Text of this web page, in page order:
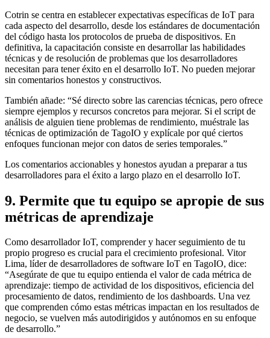
Cotrin se centra en establecer expectativas específicas de IoT para
cada aspecto del desarrollo, desde los estándares de documentación
del código hasta los protocolos de prueba de dispositivos. En
definitiva, la capacitación consiste en desarrollar las habilidades
técnicas y de resolución de problemas que los desarrolladores
necesitan para tener éxito en el desarrollo IoT. No pueden mejorar
sin comentarios honestos y constructivos.
También añade: “Sé directo sobre las carencias técnicas, pero ofrece
siempre ejemplos y recursos concretos para mejorar. Si el script de
análisis de alguien tiene problemas de rendimiento, muéstrale las
técnicas de optimización de TagoIO y explícale por qué ciertos
enfoques funcionan mejor con datos de series temporales.”
Los comentarios accionables y honestos ayudan a preparar a tus
desarrolladores para el éxito a largo plazo en el desarrollo IoT.
9. Permite que tu equipo se apropie de sus
métricas de aprendizaje
Como desarrollador IoT, comprender y hacer seguimiento de tu
propio progreso es crucial para el crecimiento profesional. Vitor
Lima, líder de desarrolladores de software IoT en TagoIO, dice:
“Asegúrate de que tu equipo entienda el valor de cada métrica de
aprendizaje: tiempo de actividad de los dispositivos, eficiencia del
procesamiento de datos, rendimiento de los dashboards. Una vez
que comprenden cómo estas métricas impactan en los resultados de
negocio, se vuelven más autodirigidos y autónomos en su enfoque
de desarrollo.”